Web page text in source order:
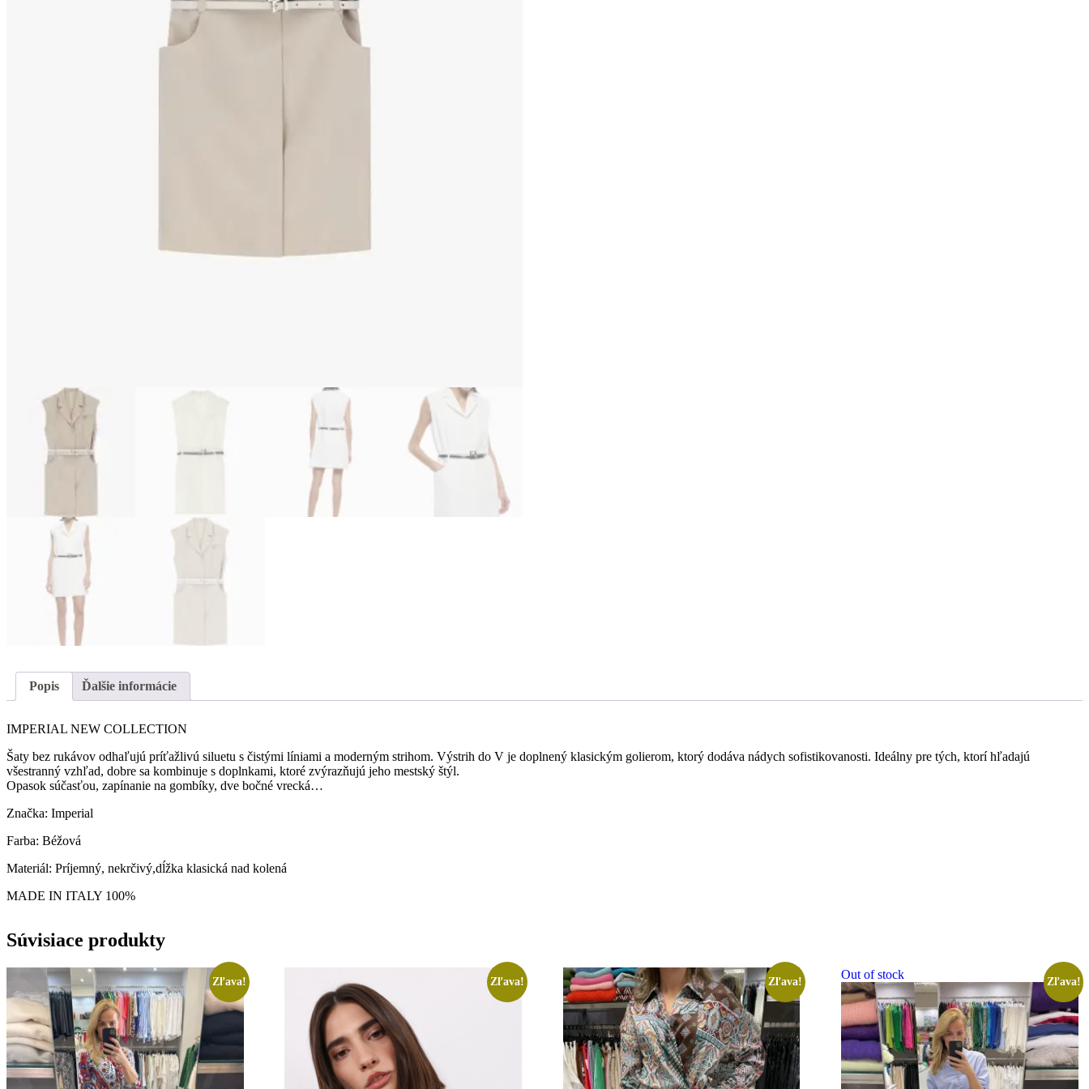
Popis Ďalšie informácie
IMPERIAL NEW COLLECTION
Šaty bez rukávov odhaľujú príťažlivú siluetu s čistými líniami a moderným strihom. Výstrih do V je doplnený klasickým golierom, ktorý dodáva nádych sofistikovanosti. Ideálny pre tých, ktorí hľadajú
všestranný vzhľad, dobre sa kombinuje s doplnkami, ktoré zvýrazňujú jeho mestský štýl.
Opasok súčasťou, zapínanie na gombíky, dve bočné vrecká…
Značka: Imperial
Farba: Béžová
Materiál: Príjemný, nekrčivý,dĺžka klasická nad kolená
MADE IN ITALY 100%
Súvisiace produkty
Zľava! Zľava! Zľava!
Out of stock
Zľava!